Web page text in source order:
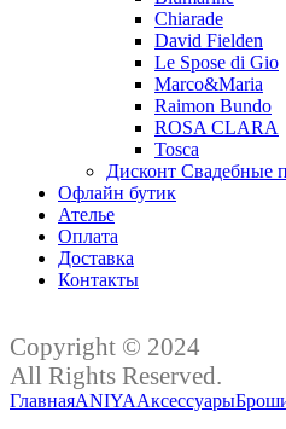
Chiarade
David Fielden
Le Spose di Gio
Marco&Maria
Raimon Bundo
ROSA CLARA
Tosca
Дисконт Свадебные
Офлайн бутик
Ателье
Оплата
Доставка
Контакты
Copyright © 2024
All Rights Reserved.
ГлавнаяANIYAАксессуары